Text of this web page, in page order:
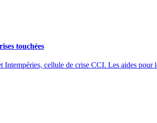
touchées
cellule de crise CCI. Les aides pour